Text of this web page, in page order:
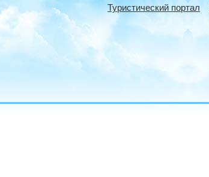
Туристический портал